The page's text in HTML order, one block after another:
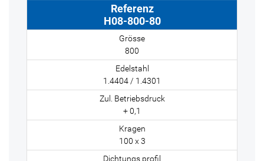
H08-800-80
800
1.4404 / 1.4301
+ 0,1
100 x 3